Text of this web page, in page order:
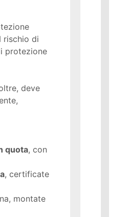
rischio di
protezione
deve
quota, con
, certificate
montate